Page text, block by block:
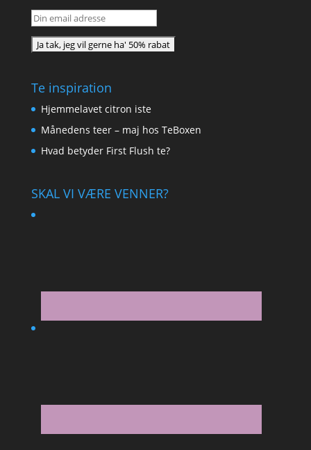
Te inspiration
Hjemmelavet citron iste
Månedens teer – maj hos TeBoxen
Hvad betyder First Flush te?
SKAL VI VÆRE VENNER?